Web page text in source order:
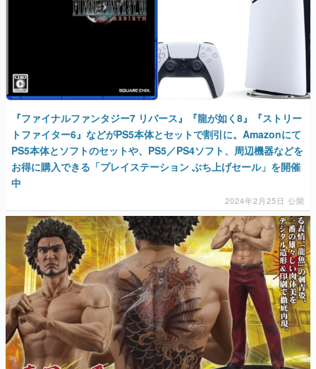
『ファイナルファンタジー7 リバース』『龍が如く8』『ストリー
トファイター6』などがPS5本体とセットで割引に。Amazonにて
PS5本体とソフトのセットや、PS5／PS4ソフト、周辺機器などを
お得に購入できる「プレイステーション ぶち上げセール」を開催
中
2024年2月25日 公開